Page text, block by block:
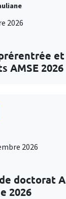
2026
AMSE 2026
2026
doctorat
2026